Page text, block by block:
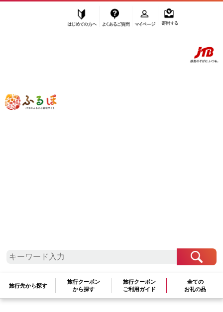
ふるぽ JTBのふるさと納税サイト
旅行先から探す
旅行クーポン
から探す
旅行クーポン
ご利用ガイド
全ての
お礼の品
「ふるさと納税」TOP
文字が正しく入力されていることをご確認ください